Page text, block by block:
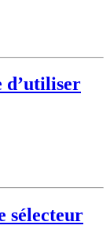
d’utiliser
sélecteur